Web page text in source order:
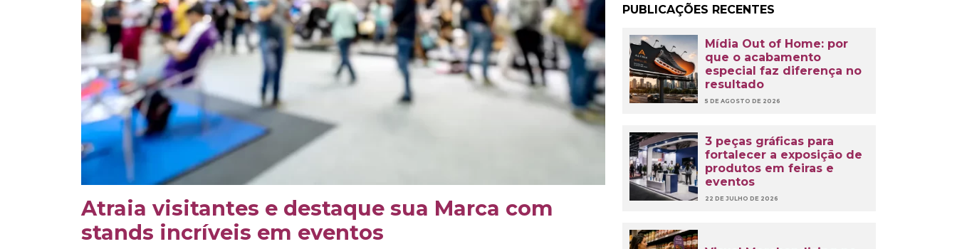
Atraia visitantes e destaque sua Marca com
stands incríveis em eventos
PUBLICAÇÕES RECENTES
Mídia Out of Home: por
que o acabamento
especial faz diferença no
resultado
5 DE AGOSTO DE 2026
3 peças gráficas para
fortalecer a exposição de
produtos em feiras e
eventos
22 DE JULHO DE 2026